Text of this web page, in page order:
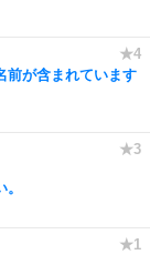
前が含まれています